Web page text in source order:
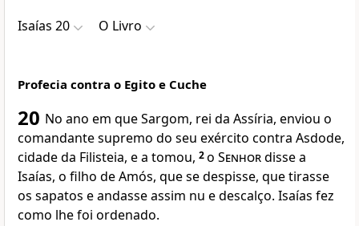
Isaías 20 O Livro
Profecia contra o Egito e Cuche
20 No ano em que Sargom, rei da Assíria, enviou o
comandante supremo do seu exército contra Asdode,
cidade da Filisteia, e a tomou, 2o Senhordisse a
Isaías, o filho de Amós, que se despisse, que tirasse
os sapatos e andasse assim nu e descalço. Isaías fez
como lhe foi ordenado.